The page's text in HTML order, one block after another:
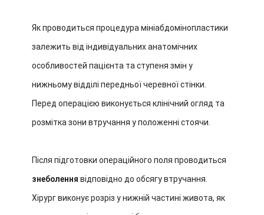
Як проводиться процедура мініабдомінопластики
залежить від індивідуальних анатомічних
особливостей пацієнта та ступеня змін у
нижньому відділі передньої черевної стінки.
Перед операцією виконується клінічний огляд та
розмітка зони втручання у положенні стоячи.
Після підготовки операційного поля проводиться
знеболення відповідно до обсягу втручання.
Хірург виконує розріз у нижній частині живота, як